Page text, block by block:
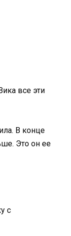
все эти
В конце
Это он ее
с